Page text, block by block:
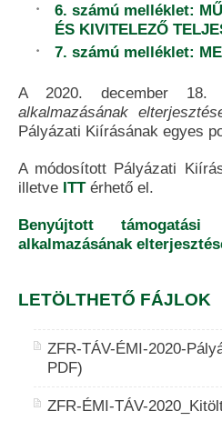
6. számú melléklet:
ÉS KIVITELEZŐ
7. számú melléklet:
A 2020. december 18.
alkalmazásának
Pályázati Kiírásának egyes
A módosított Pályázati
illetve ITT érhető el.
Benyújtott
alkalmazásának
LETÖLTHETŐ FÁJLOK
ZFR-TÁV-ÉMI-2020-
PDF)
ZFR-ÉMI-TÁV-